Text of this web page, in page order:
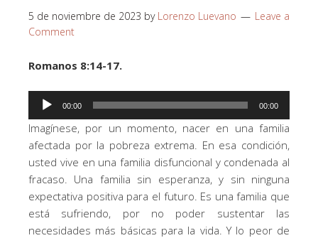
5 de noviembre de 2023 by Lorenzo Luevano
Leave a
Comment
Romanos 8:14-17.
Reproductor
audio
00:00 00:00
Imagínese, por un momento, nacer en una familia
afectada por la pobreza extrema. En esa condición,
usted vive en una familia disfuncional y condenada al
fracaso. Una familia sin esperanza, y sin ninguna
expectativa positiva para el futuro. Es una familia que
está sufriendo, por no poder sustentar las
necesidades más básicas para la vida. Y lo peor de